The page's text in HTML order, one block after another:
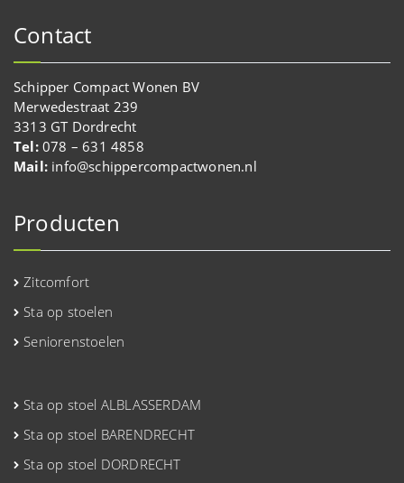
Contact
Schipper Compact Wonen BV
Merwedestraat 239
3313 GT Dordrecht
Tel:078 – 631 4858
Mail: info@schippercompactwonen.nl
Producten
Zitcomfort
Sta op stoelen
Seniorenstoelen
Sta op stoel ALBLASSERDAM
Sta op stoel BARENDRECHT
Sta op stoel DORDRECHT